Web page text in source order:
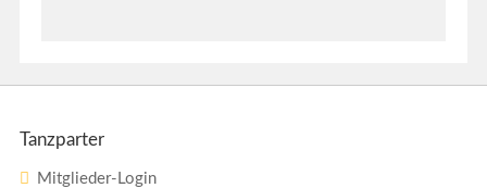
Tanzparter
Mitglieder-Login